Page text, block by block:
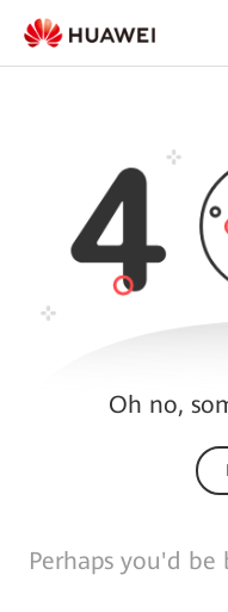
Oh no,
Perhaps you'd